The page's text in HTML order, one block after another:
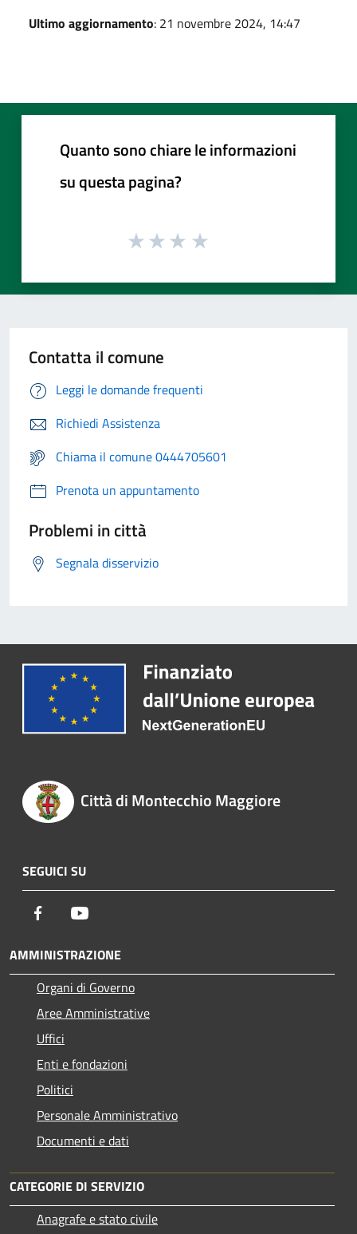
Ultimo aggiornamento: 21 novembre 2024, 14:47
Quanto sono chiare le informazioni
su questa pagina?
Contatta il comune
Leggi le domande frequenti
Richiedi Assistenza
Chiama il comune 0444705601
Prenota un appuntamento
Problemi in città
Segnala disservizio
Città di Montecchio Maggiore
SEGUICI SU
Facebook
AMMINISTRAZIONE
Organi di Governo
Aree Amministrative
Uffici
Enti e fondazioni
Politici
Personale Amministrativo
Documenti e dati
CATEGORIE DI SERVIZIO
Anagrafe e stato civile